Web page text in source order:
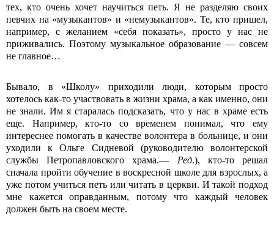
тех, кто очень хочет научиться петь. Я не разделяю своих
певчих на «музыкантов» и «немузыкантов». Те, кто пришел,
например, с желанием «себя показать», просто у нас не
приживались. Поэтому музыкальное образование — совсем
не главное…
Бывало, в «Школу» приходили люди, которым просто
хотелось как-то участвовать в жизни храма, а как именно, они
не знали. Им я старалась подсказать, что у нас в храме есть
еще. Например, кто-то со временем понимал, что ему
интереснее помогать в качестве волонтера в больнице, и они
уходили к Ольге Сидневой (руководителю волонтерской
службы Петропавловского храма.— Ред.), кто-то решал
сначала пройти обучение в воскресной школе для взрослых, а
уже потом учиться петь или читать в церкви. И такой подход
мне кажется оправданным, потому что каждый человек
должен быть на своем месте.